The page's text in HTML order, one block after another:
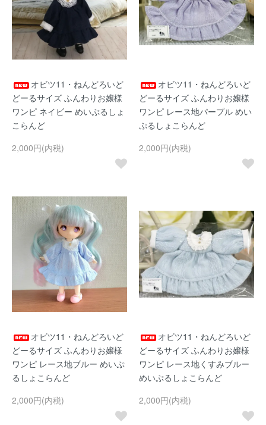
オビツ11・ねんどろいど
どーるサイズ ふんわりお嬢様
ワンピ ネイビー めいぷるしょ
こらんど
2,000円(内税)
オビツ11・ねんどろいど
どーるサイズ ふんわりお嬢様
ワンピ レース地パープル めい
ぷるしょこらんど
2,000円(内税)
オビツ11・ねんどろいど
どーるサイズ ふんわりお嬢様
ワンピ レース地ブルー めいぷ
るしょこらんど
2,000円(内税)
オビツ11・ねんどろいど
どーるサイズ ふんわりお嬢様
ワンピ レース地くすみブルー
めいぷるしょこらんど
2,000円(内税)